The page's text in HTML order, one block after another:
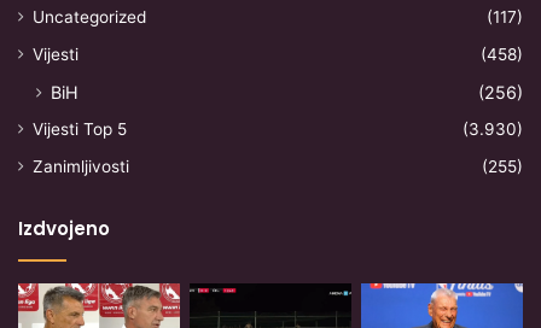
Uncategorized
(117)
Vijesti
(458)
BiH (256)
Vijesti Top 5
(3.930)
Zanimljivosti
(255)
Izdvojeno